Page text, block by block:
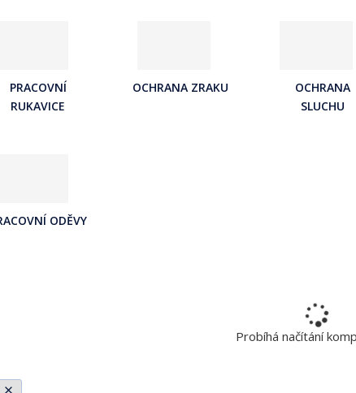
PRACOVNÍ
RUKAVICE
OCHRANA ZRAKU
OCHRANA
SLUCHU
ODĚVY
Probíhá načítání